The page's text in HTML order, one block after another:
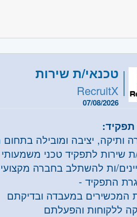
- ראשון לציון ונס- ציונה, רמלה
טכנאי/ת שירות
RecruitX
07/08/2026
תפקיד:
ותיקה, יציבה ומובילה
שירות לתפקיד טכני משמעותי
ות להשתלב בחברה
התפקיד -
המכשירים במעבדה ובדיקתם
ללקוחות והפעלתם